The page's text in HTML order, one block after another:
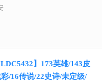
】173英雄/143皮
/16传说/22史诗/未定级/